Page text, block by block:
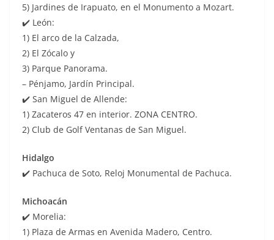
5) Jardines de Irapuato, en el Monumento a Mozart.
✔️ León:
1) El arco de la Calzada,
2) El Zócalo y
3) Parque Panorama.
– Pénjamo, Jardín Principal.
✔️ San Miguel de Allende:
1) Zacateros 47 en interior. ZONA CENTRO.
2) Club de Golf Ventanas de San Miguel.
Hidalgo
✔️ Pachuca de Soto, Reloj Monumental de Pachuca.
Michoacán
✔️ Morelia:
1) Plaza de Armas en Avenida Madero, Centro.